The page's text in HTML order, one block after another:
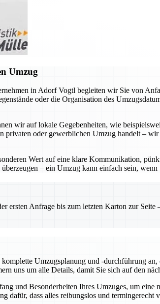
Umzug
in Adorf Vogtl begleiten wir Sie von
oder die Organisation des
wir auf lokale Gegebenheiten, wie
oder gewerblichen Umzug handelt –
Wert auf eine klare Kommunikation,
– ein Umzug kann einfach sein,
ersten Anfrage bis zum letzten Karton zur
Umzugsplanung und -durchführung
uns um alle Details, damit Sie sich auf den
und Besonderheiten Ihres Umzuges, um eine
dafür, dass alles reibungslos und